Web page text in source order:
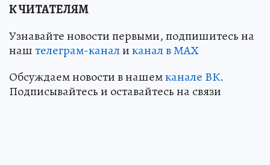
К ЧИТАТЕЛЯМ
Узнавайте новости первыми, подпишитесь на
наштелеграм-каналиканал в МАХ
Обсуждаем новости в нашемканале ВК.
Подписывайтесь и оставайтесь на связи